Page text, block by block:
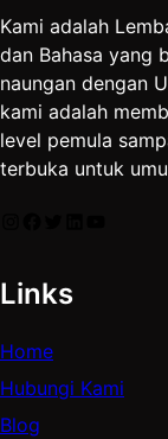
Kami adalah
dan Bahasa yang
naungan dengan
kami adalah
level pemula
terbuka untuk
Links
Home
Hubungi Kami
Blog